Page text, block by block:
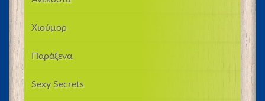
Χιούμορ
Παράξενα
Sexy Secrets